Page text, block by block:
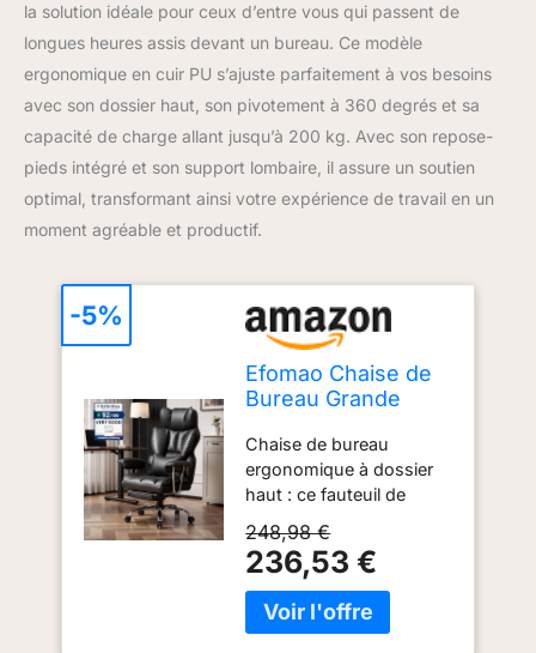
la solution idéale pour ceux d’entre vous qui passent de
longues heures assis devant un bureau. Ce modèle
ergonomique en cuir PU s’ajuste parfaitement à vos besoins
avec son dossier haut, son pivotement à 360 degrés et sa
capacité de charge allant jusqu’à 200 kg. Avec son repose-
pieds intégré et son support lombaire, il assure un soutien
optimal, transformant ainsi votre expérience de travail en un
moment agréable et productif.
Efomao Chaise de
Bureau Grande
Ergonomique en
Similicuir PU 200KG,
Chaise Ordinateur
Réglable à Dossier
Haut, Siège
Pivotant avec
Repose-Pieds et
Coussin Lombaire
Chaise de bureau
ergonomique à dossier
haut : ce fauteuil de
complet du dos, des
épaules et de la nuque
grâce à son dossier
rembourré, son appuie-
248,98 €
236,53 €
-5%